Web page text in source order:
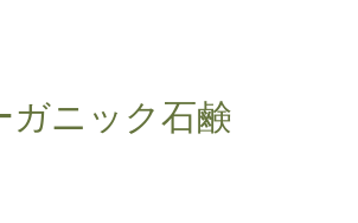
ガニック石鹸